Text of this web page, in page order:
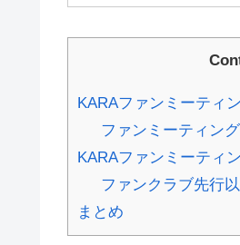
KARAファンミーティ
ファンミーティン
KARAファンミーティ
ファンクラブ先行
まとめ